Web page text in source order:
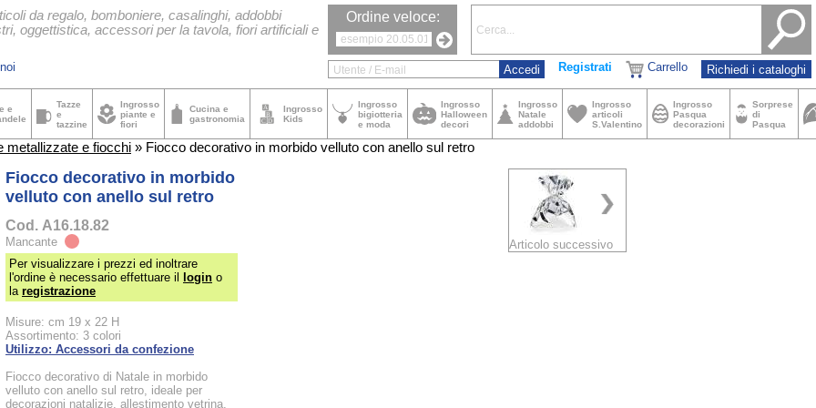
Registrati Carrello Richiedi i cataloghi
da regalo, bomboniere, casalinghi, addobbi
oggettistica, accessori per la tavola, fiori artificiali e
Ordine veloce:
e
Tazze
e
tazzine
Ingrosso
piante e
fiori
Cucina e
gastronomia
Ingrosso
Kids
Ingrosso
bigiotteria
e moda
Ingrosso
Halloween
decori
Ingrosso
Natale
addobbi
Ingrosso
articoli
S.Valentino
Ingrosso
Pasqua
decorazioni
Sorprese
di
Pasqua
metallizzate e fiocchi » Fiocco decorativo in morbido velluto con anello sul retro
Fiocco decorativo in morbido
velluto con anello sul retro
Cod. A16.18.82
Mancante
Per visualizzare i prezzi ed inoltrare
l'ordine è necessario effettuare il
login o
la registrazione
Misure: cm 19 x 22 H
Assortimento: 3 colori
Utilizzo: Accessori da confezione
Fiocco decorativo di Natale in morbido
velluto con anello sul retro, ideale per
decorazioni natalizie, allestimento vetrina,
Articolo successivo